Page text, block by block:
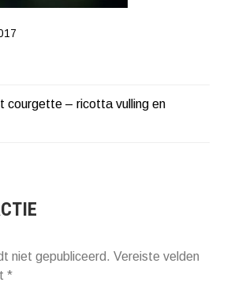
courgette – ricotta vulling en
niet gepubliceerd. Vereiste velden
*